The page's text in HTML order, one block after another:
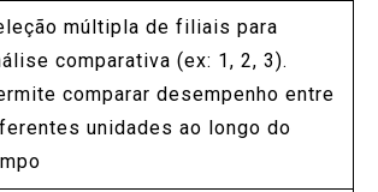
múltipla de filiais para
comparativa (ex: 1, 2, 3).
comparar desempenho entre
unidades ao longo do